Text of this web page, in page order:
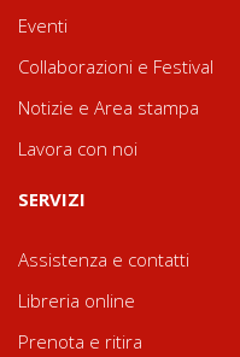
Eventi
Collaborazioni e Festival
Notizie e Area stampa
Lavora con noi
SERVIZI
Assistenza e contatti
Libreria online
Prenota e ritira